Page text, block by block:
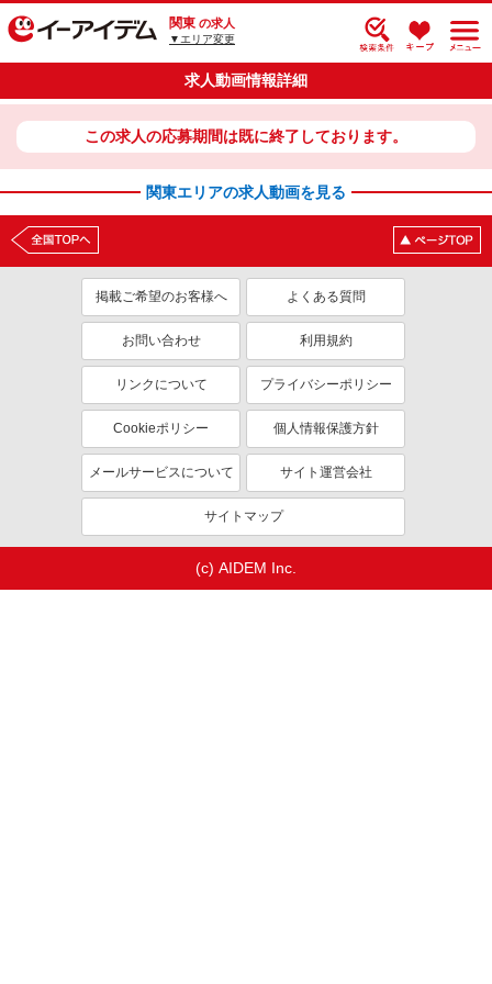
関東 の求人
▼エリア変更
求人動画情報詳細
この求人の応募期間は既に終了しております。
関東エリアの求人動画を見る
掲載ご希望のお客様へ よくある質問
お問い合わせ 利用規約
リンクについて プライバシーポリシー
Cookieポリシー 個人情報保護方針
メールサービスについて サイト運営会社
サイトマップ
(c) AIDEM Inc.